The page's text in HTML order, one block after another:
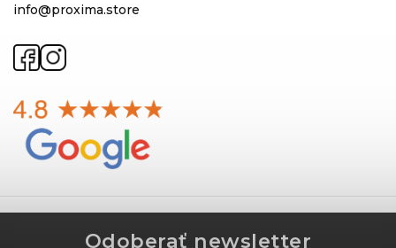
info@proxima.store
Odoberať newsletter